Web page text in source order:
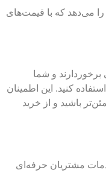
را می‌دهد که با قیمت‌های
برخوردارند و شما
کنید. این اطمینان
باشید و از خرید
مشتریان حرفه‌ای